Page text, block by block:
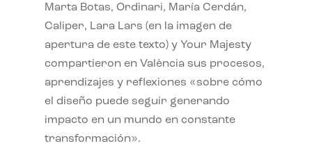
Marta Botas, Ordinari, María Cerdán,
Caliper, Lara Lars (en la imagen de
apertura de este texto) y Your Majesty
compartieron en València sus procesos,
aprendizajes y reflexiones «sobre cómo
el diseño puede seguir generando
impacto en un mundo en constante
transformación».